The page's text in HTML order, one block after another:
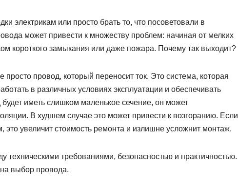
электрикам или просто брать то, что посоветовали в
может привести к множеству проблем: начиная от мелких
короткого замыкания или даже пожара. Почему так выходит?
провод, который переносит ток. Это система, которая
в различных условиях эксплуатации и обеспечивать
иметь слишком маленькое сечение, он может
В худшем случае это может привести к возгоранию. Если
увеличит стоимость ремонта и излишне усложнит монтаж.
требованиями, безопасностью и практичностью.
выбор провода.